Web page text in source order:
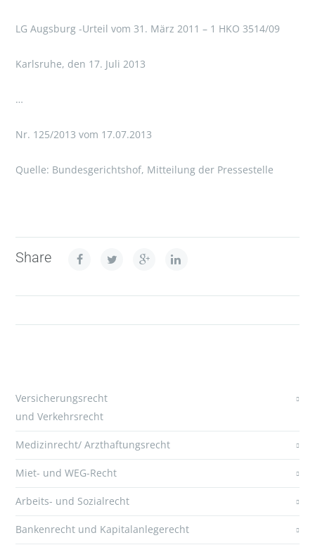
LG Augsburg -Urteil vom 31. März 2011 – 1 HKO 3514/09
Karlsruhe, den 17. Juli 2013
…
Nr. 125/2013 vom 17.07.2013
Quelle: Bundesgerichtshof, Mitteilung der Pressestelle
Share
Versicherungsrecht
und Verkehrsrecht
Medizinrecht/ Arzthaftungsrecht
Miet- und WEG-Recht
Arbeits- und Sozialrecht
Bankenrecht und Kapitalanlegerecht